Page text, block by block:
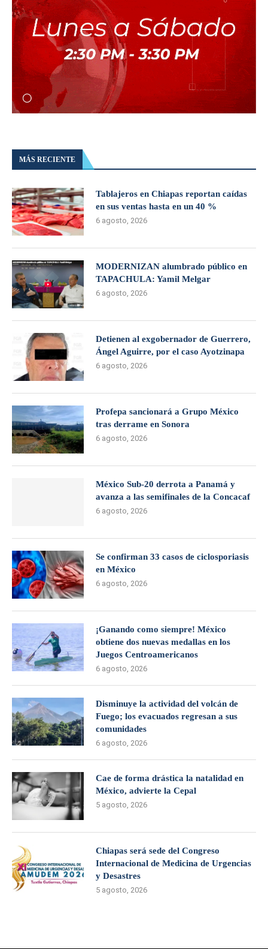
MÁS RECIENTE
Tablajeros en Chiapas reportan caídas
en sus ventas hasta en un 40 %
6 agosto, 2026
MODERNIZAN alumbrado público en
TAPACHULA: Yamil Melgar
6 agosto, 2026
Detienen al exgobernador de Guerrero,
Ángel Aguirre, por el caso Ayotzinapa
6 agosto, 2026
Profepa sancionará a Grupo México
tras derrame en Sonora
6 agosto, 2026
México Sub-20 derrota a Panamá y
avanza a las semifinales de la Concacaf
6 agosto, 2026
Se confirman 33 casos de ciclosporiasis
en México
6 agosto, 2026
¡Ganando como siempre! México
obtiene dos nuevas medallas en los
Juegos Centroamericanos
6 agosto, 2026
Disminuye la actividad del volcán de
Fuego; los evacuados regresan a sus
comunidades
6 agosto, 2026
Cae de forma drástica la natalidad en
México, advierte la Cepal
5 agosto, 2026
Chiapas será sede del Congreso
Internacional de Medicina de Urgencias
y Desastres
5 agosto, 2026